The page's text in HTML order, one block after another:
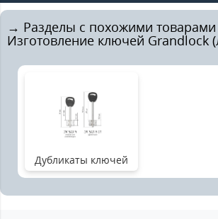
→ Разделы с похожими товарами
Изготовление ключей Grandlock
Дубликаты ключей